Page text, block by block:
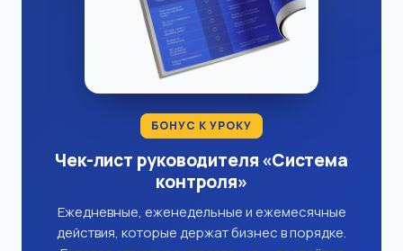
БОНУС К УРОКУ
Чек-лист руководителя «Система
контроля»
Ежедневные, еженедельные и ежемесячные
действия, которые держат бизнес в порядке.